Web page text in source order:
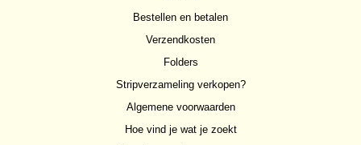
Bestellen en betalen
Verzendkosten
Folders
Stripverzameling verkopen?
Algemene voorwaarden
Hoe vind je wat je zoekt